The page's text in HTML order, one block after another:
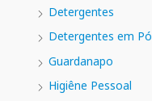
Detergentes
Detergentes em Pó
Guardanapo
Higiêne Pessoal